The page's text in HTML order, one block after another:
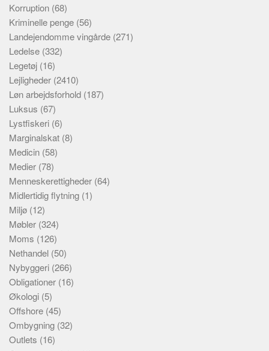
Korruption (68)
Kriminelle penge (56)
Landejendomme vingårde (271)
Ledelse (332)
Legetøj (16)
Lejligheder (2410)
Løn arbejdsforhold (187)
Luksus (67)
Lystfiskeri (6)
Marginalskat (8)
Medicin (58)
Medier (78)
Menneskerettigheder (64)
Midlertidig flytning (1)
Miljø (12)
Møbler (324)
Moms (126)
Nethandel (50)
Nybyggeri (266)
Obligationer (16)
Økologi (5)
Offshore (45)
Ombygning (32)
Outlets (16)